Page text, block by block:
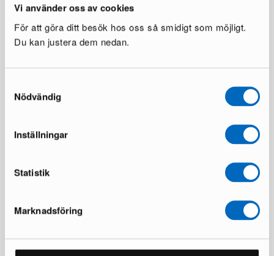
Vi använder oss av cookies
För att göra ditt besök hos oss så smidigt som möjligt.
Du kan justera dem nedan.
Nödvändig
Inställningar
Statistik
Marknadsföring
Du sparar 501 €
Alla produkter laddade